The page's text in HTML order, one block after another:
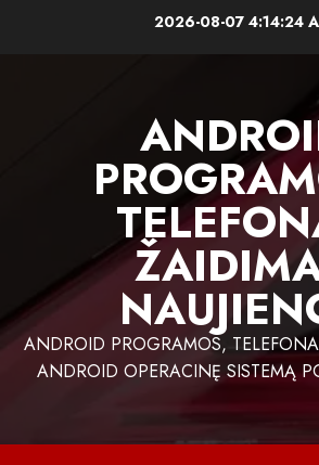
2026-08-07 4:14:25
ANDROID PROGRAMOS,
ANDROID OPERACINĘ SISTEMĄ